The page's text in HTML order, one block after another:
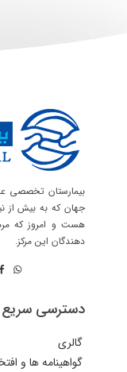
بیمارستان تخصصی
جهان که به بیش از
هست و امروز که
دهندگان این مرکز.
دسترسی سریع
گالری
گواهینامه ها و